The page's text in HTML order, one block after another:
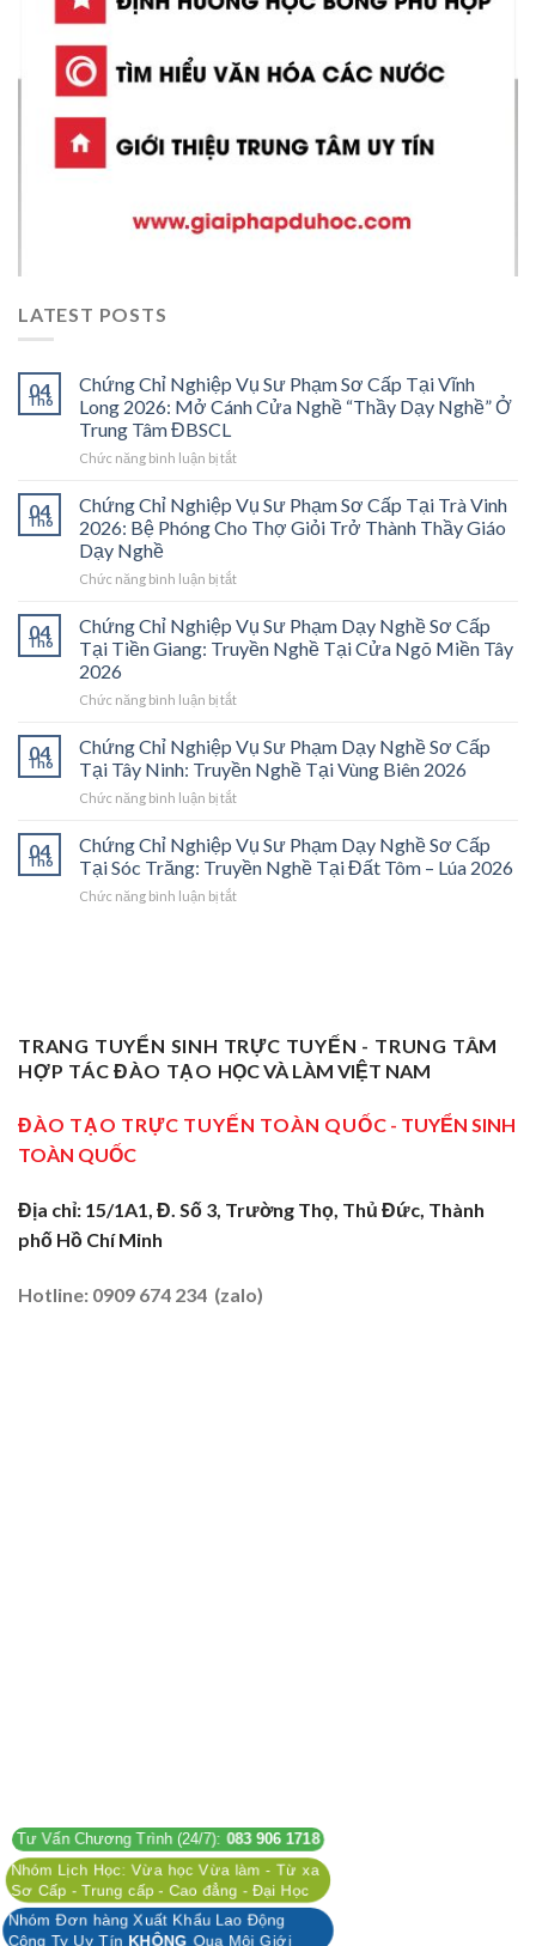
LATEST POSTS
04
Th6
Chứng Chỉ Nghiệp Vụ Sư Phạm Sơ Cấp Tại Vĩnh
Long 2026: Mở Cánh Cửa Nghề “Thầy Dạy Nghề” Ở
Trung Tâm ĐBSCL
Chức năng bình luận bị tắtở
Chỉ
Nghiệp
Vụ
Phạm
Cấp
Tại
Vĩnh
2026:
Cánh
Cửa
Nghề
“Thầy
Nghề”
Ở
Trung
Tâm
04
Th6
Chứng Chỉ Nghiệp Vụ Sư Phạm Sơ Cấp Tại Trà Vinh
2026: Bệ Phóng Cho Thợ Giỏi Trở Thành Thầy Giáo
Dạy Nghề
Chức năng bình luận bị tắtở
Chỉ
Nghiệp
Vụ
Phạm
Cấp
Tại
Trà
Vinh
Bệ
Phóng
Cho
Thợ
Nghề
04
Th6
Chứng Chỉ Nghiệp Vụ Sư Phạm Dạy Nghề Sơ Cấp
Tại Tiền Giang: Truyền Nghề Tại Cửa Ngõ Miền Tây
2026
Chức năng bình luận bị tắtở
Chỉ
Nghiệp
Vụ
Sư
Dạy
Nghề
Sơ
Cấp
Cửa
Ngõ
Miền
2026
04
Th6
Chứng Chỉ Nghiệp Vụ Sư Phạm Dạy Nghề Sơ Cấp
Tại Tây Ninh: Truyền Nghề Tại Vùng Biên 2026
Chức năng bình luận bị tắtở
Chỉ
Nghiệp
Vụ
Sư
Tây
Ninh:
Truyền
Tại
04
Th6
Chứng Chỉ Nghiệp Vụ Sư Phạm Dạy Nghề Sơ Cấp
Tại Sóc Trăng: Truyền Nghề Tại Đất Tôm – Lúa 2026
Chức năng bình luận bị tắtở
Dạy
Nghề
Sơ
Tại
Nghề
Tại
Lúa
TRANG TUYỂN SINH TRỰC TUYẾN - TRUNG TÂM
HỢP TÁC ĐÀO TẠO HỌC VÀ LÀM VIỆT NAM
ĐÀO TẠO TRỰC TUYẾN TOÀN QUỐC - TUYỂN SINH
TOÀN QUỐC
Địa chỉ: 15/1A1, Đ. Số 3, Trường Thọ, Thủ Đức, Thành
phố Hồ Chí Minh
Hotline: 0909 674 234 (zalo)
Tư Vấn Chương Trình (24/7): 083 906 1718
Nhóm Lịch Học: Vừa học Vừa làm - Từ xa
Sơ Cấp - Trung cấp - Cao đẳng - Đại Học
Nhóm Đơn hàng Xuất Khẩu Lao Động
Công Ty Uy Tín KHÔNG Qua Môi Giới